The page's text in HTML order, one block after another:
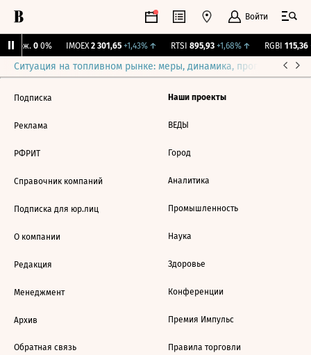
Войти
Бирж. 0 0% IMOEX 2 301,65 +1,43%↑ RTSI 895,93 +1,68%↑ RGBI 115,36
Ситуация на топливном рынке: меры, динамика, прогнозы
Подписка
Реклама
РФРИТ
Справочник компаний
Подписка для юр.лиц
О компании
Редакция
Менеджмент
Архив
Обратная связь
Наши проекты
ВЕДЫ
Город
Аналитика
Промышленность
Наука
Здоровье
Конференции
Премия Импульс
Правила торговли